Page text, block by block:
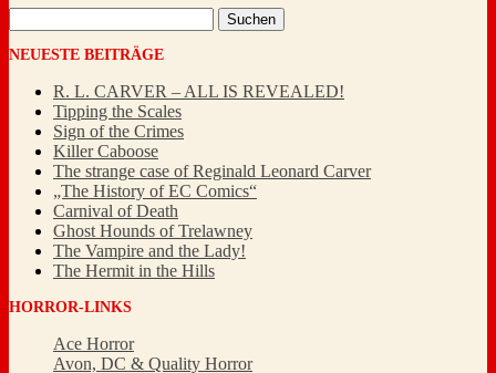
nach:
NEUESTE BEITRÄGE
R. L. CARVER – ALL IS REVEALED!
Tipping the Scales
Sign of the Crimes
Killer Caboose
The strange case of Reginald Leonard Carver
„The History of EC Comics“
Carnival of Death
Ghost Hounds of Trelawney
The Vampire and the Lady!
The Hermit in the Hills
HORROR-LINKS
Ace Horror
Avon, DC & Quality Horror